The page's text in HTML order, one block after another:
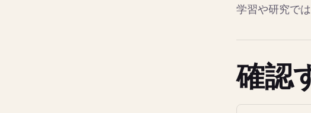
学習や研究で
確認